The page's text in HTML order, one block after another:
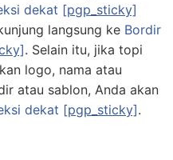
dekat [pgp_sticky]
langsung ke Bordir
. Selain itu, jika topi
logo, nama atau
atau sablon, Anda akan
dekat [pgp_sticky].